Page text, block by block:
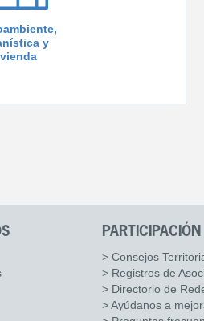
y
PARTICIPACIÓN
> Consejos
> Registros de
> Directorio de
> Ayúdanos a